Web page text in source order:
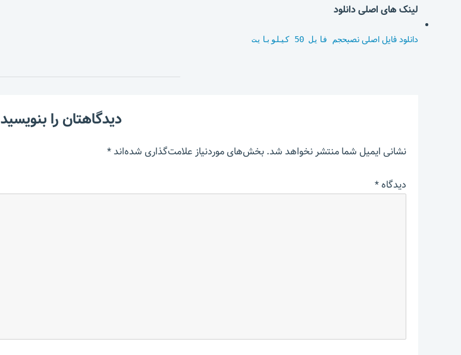
لینک های اصلی دانلود
دانلود فایل اصلی نصبحجم فایل 50 کیلوبایت
دیدگاهتان را بنویسید
نشانی ایمیل شما منتشر نخواهد شد.بخش‌های موردنیاز علامت‌گذاری شده‌اند*
دیدگاه*